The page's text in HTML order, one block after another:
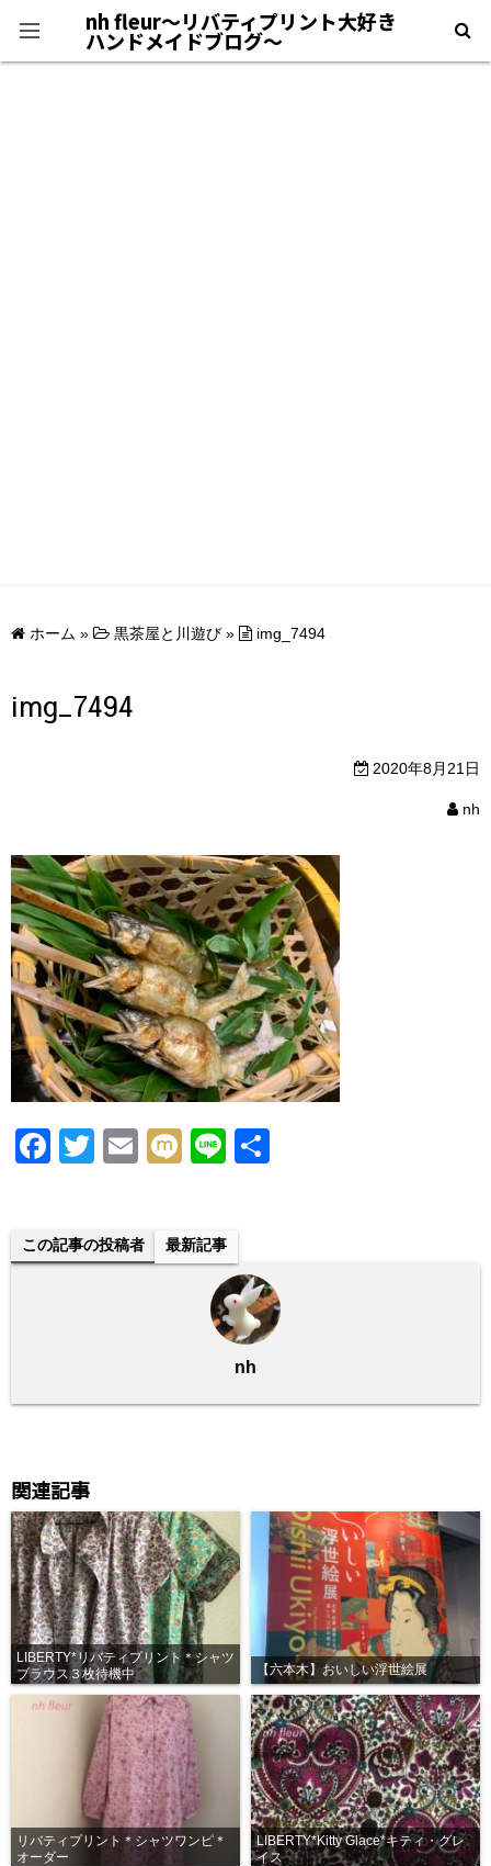
nh fleur〜リバティプリント大好き
ハンドメイドブログ〜
ホーム » 黒茶屋と川遊び » img_7494
img_7494
2020年8月21日
nh
F
e
T
er
E
M
Li
この記事の投稿者 最新記事
nh
関連記事
LIBERTY*リバティプリント＊シャツ
ブラウス３枚待機中
【六本木】おいしい浮世絵展
リバティプリント＊シャツワンピ＊
オーダー
LIBERTY*Kitty Glace*キティ・グレ
イス